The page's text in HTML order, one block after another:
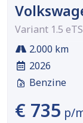
Variant 1.5
2.000 km
2026
Benzine
€ 735 p/